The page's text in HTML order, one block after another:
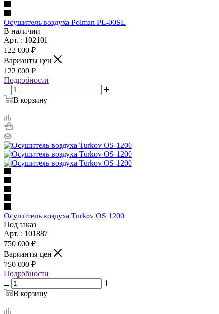
Осушитель воздуха Polman PL-90SL
В наличии
Арт. : 102101
122 000 ₽
Варианты цен
122 000 ₽
Подробности
В корзину
Осушитель воздуха Turkov OS-1200
Под заказ
Арт. : 101887
750 000 ₽
Варианты цен
750 000 ₽
Подробности
В корзину